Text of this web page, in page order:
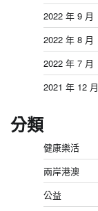
2022 年 9 月
2022 年 8 月
2022 年 7 月
2021 年 12 月
分類
健康樂活
兩岸港澳
公益